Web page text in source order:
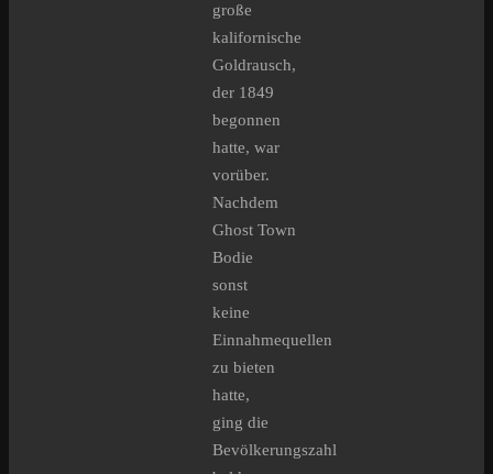
große
kalifornische
Goldrausch,
der 1849
begonnen
hatte, war
vorüber.
Nachdem
Ghost Town
Bodie
sonst
keine
Einnahmequellen
zu bieten
hatte,
ging die
Bevölkerungszahl